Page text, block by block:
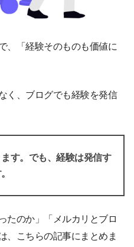
、「経験そのものも価値に
く、ブログでも経験を発信
す。でも、経験は発信す
たのか」「メルカリとブロ
、こちらの記事にまとめま